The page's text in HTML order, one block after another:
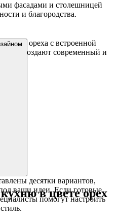
фасадами и столешницей
и благородства.
ореха с встроенной
создают современный и
десятки вариантов,
ваши идеи. Если готовые
помогут настроить
в цвете орех